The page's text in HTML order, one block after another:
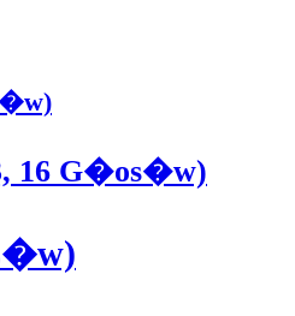
16 G�os�w)